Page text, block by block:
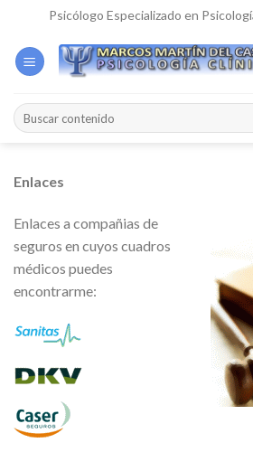
content
Psicólogo Especializado en
Enlaces
Enlaces a compañias de
seguros en cuyos cuadros
médicos puedes
encontrarme: